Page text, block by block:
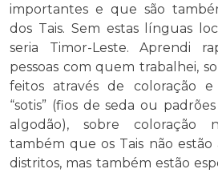
importantes e que são
dos Tais. Sem estas línguas
seria Timor-Leste. Aprendi
pessoas com quem trabalhei,
feitos através de coloração e
“sotis” (fios de seda ou
algodão), sobre coloração
também que os Tais não estão
distritos, mas também estão